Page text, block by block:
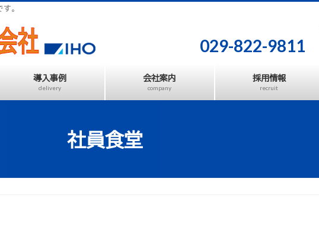
。
029-822-9811
導入事例
delivery
会社案内
company
採用情報
recruit
社員食堂